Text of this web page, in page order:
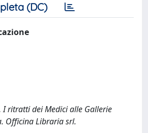
(DC)
I ritratti dei Medici alle Gallerie
Officina Libraria srl.